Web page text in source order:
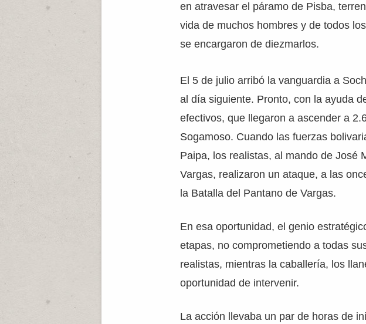
en atravesar el páramo de Pisba,
vida de muchos hombres y de todos
se encargaron de diezmarlos.
El 5 de julio arribó la vanguardia a
al día siguiente. Pronto, con la ayuda
efectivos, que llegaron a ascender a
Sogamoso. Cuando las fuerzas
Paipa, los realistas, al mando de José
Vargas, realizaron un ataque, a las
la Batalla del Pantano de Vargas.
En esa oportunidad, el genio
etapas, no comprometiendo a todas
realistas, mientras la caballería, los
oportunidad de intervenir.
La acción llevaba un par de horas de